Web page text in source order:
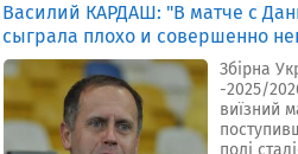
Василий КАРДАШ: "В матче с
сыграла плохо и совершенно
Збірна
-2025/
виїзний
полі